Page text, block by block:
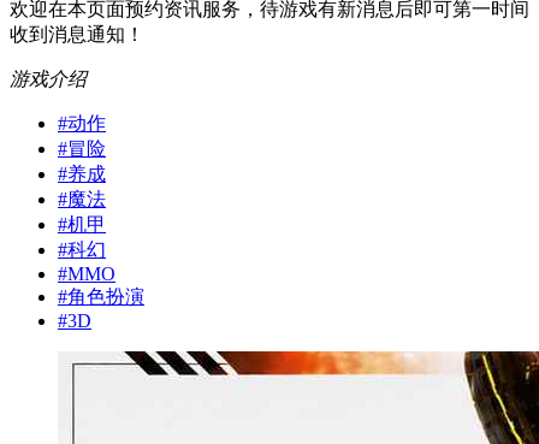
欢迎在本页面预约资讯服务，待游戏有新消息后即可第一时间
收到消息通知！
游戏介绍
#动作
#冒险
#养成
#魔法
#机甲
#科幻
#MMO
#角色扮演
#3D